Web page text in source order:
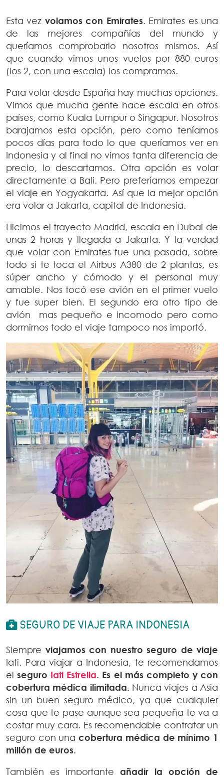
Esta vez volamos con Emirates. Emirates es una
de las mejores compañías del mundo y
queríamos comprobarlo nosotros mismos. Así
que cuando vimos unos vuelos por 880 euros
(los 2, con una escala) los compramos.
Para volar desde España hay muchas opciones.
Vimos que mucha gente hace escala en otros
países, como Kuala Lumpur o Singapur. Nosotros
barajamos esta opción, pero como teníamos
pocos días para todo lo que queríamos ver en
Indonesia y al final no vimos tanta diferencia de
precio, lo descartamos. Otra opción es volar
directamente a Bali. Pero preferíamos empezar
el viaje en Yogyakarta. Así que la mejor opción
era volar a Jakarta, capital de Indonesia.
Hicimos el trayecto Madrid, escala en Dubai de
unas 2 horas y llegada a Jakarta. Y la verdad
que volar con Emirates fue una pasada, sobre
todo si te toca el Airbus A380 de 2 plantas, es
súper ancho y cómodo y el personal muy
amable. Nos tocó ese avión en el primer vuelo
y fue super bien. El segundo era otro tipo de
avión mas pequeño e incomodo pero como
dormirnos todo el viaje tampoco nos importó.
SEGURO DE VIAJE PARA INDONESIA
Siempre viajamos con nuestro seguro de viaje
Iati. Para viajar a Indonesia, te recomendamos
elseguro Iati Estrella. Es el más completo y con
cobertura médica ilimitada. Nunca viajes a Asia
sin un buen seguro médico, ya que cualquier
cosa que te pase aunque sea pequeña te va a
costar muy cara. Es recomendable contratar un
seguro con unacobertura médica de mínimo 1
millón de euros.
También es importante añadir la opción de